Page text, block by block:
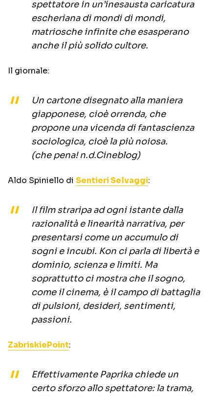
spettatore in un’inesausta caricatura
escheriana di mondi di mondi,
matriosche infinite che esasperano
anche il più solido cultore.
Il giornale:
Un cartone disegnato alla maniera
giapponese, cioè orrenda, che
propone una vicenda di fantascienza
sociologica, cioè la più noiosa.
(che pena! n.d.Cineblog)
Aldo Spiniello di Sentieri Selvaggi:
Il film straripa ad ogni istante dalla
razionalità e linearità narrativa, per
presentarsi come un accumulo di
sogni e incubi. Kon ci parla di libertà e
dominio, scienza e limiti. Ma
soprattutto ci mostra che il sogno,
come il cinema, è il campo di battaglia
di pulsioni, desideri, sentimenti,
passioni.
ZabriskiePoint:
Effettivamente Paprika chiede un
certo sforzo allo spettatore: la trama,